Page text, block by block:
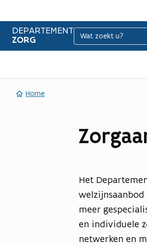
DEPARTEMENT
ZORG
Zoeken
Home
Het
meer
en individuele
netwerken en